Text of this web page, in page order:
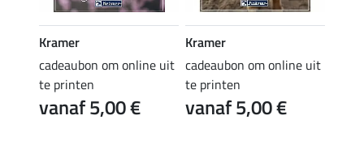
Kramer
cadeaubon om online uit
te printen
vanaf 5,00 €
Kramer
cadeaubon om online uit
te printen
vanaf 5,00 €